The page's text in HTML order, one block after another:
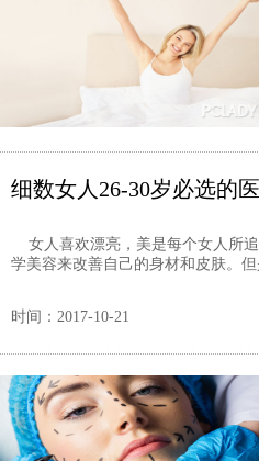
细数女人26-30岁必选的
女人喜欢漂亮，美是每个女人所
学美容来改善自己的身材和皮肤。
时间：2017-10-21